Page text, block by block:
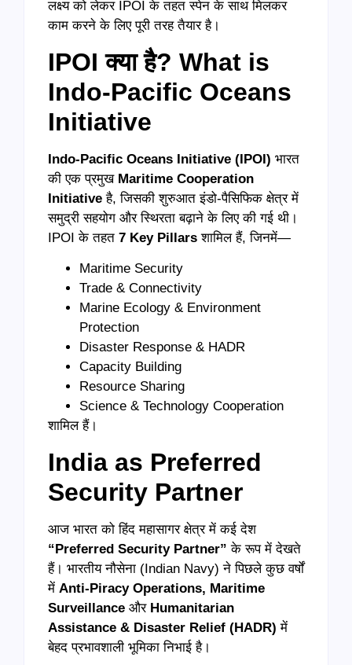
लक्ष्य को लेकर IPOI के तहत स्पेन के साथ मिलकर
काम करने के लिए पूरी तरह तैयार है।
IPOI क्या है? What is
Indo-Pacific Oceans
Initiative
Indo-Pacific Oceans Initiative (IPOI) भारत
की एक प्रमुख Maritime Cooperation
Initiative है, जिसकी शुरुआत इंडो-पैसिफिक क्षेत्र में
समुद्री सहयोग और स्थिरता बढ़ाने के लिए की गई थी।
IPOI के तहत 7 Key Pillars शामिल हैं, जिनमें—
Maritime Security
Trade & Connectivity
Marine Ecology & Environment
Protection
Disaster Response & HADR
Capacity Building
Resource Sharing
Science & Technology Cooperation
शामिल हैं।
India as Preferred
Security Partner
आज भारत को हिंद महासागर क्षेत्र में कई देश
“Preferred Security Partner” के रूप में देखते
हैं। भारतीय नौसेना (Indian Navy) ने पिछले कुछ वर्षों
में Anti-Piracy Operations, Maritime
Surveillance और Humanitarian
Assistance & Disaster Relief (HADR) में
बेहद प्रभावशाली भूमिका निभाई है।